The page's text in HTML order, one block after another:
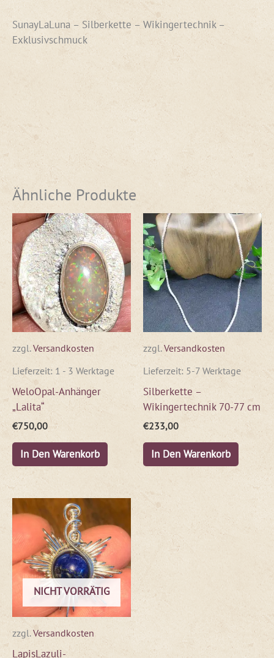
SunayLaLuna – Silberkette – Wikingertechnik –
Exklusivschmuck
Ähnliche Produkte
zzgl.Versandkosten
Lieferzeit: 1 - 3 Werktage
WeloOpal-Anhänger
„Lalita“
€750,00
In Den Warenkorb
zzgl.Versandkosten
Lieferzeit: 5-7 Werktage
Silberkette –
Wikingertechnik 70-77 cm
€233,00
In Den Warenkorb
NICHT VORRÄTIG
zzgl.Versandkosten
LapisLazuli-